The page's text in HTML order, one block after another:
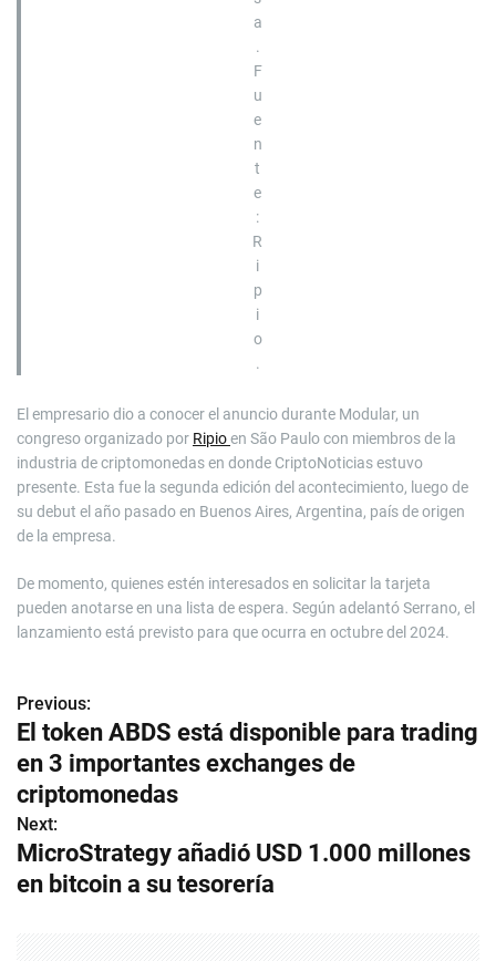
a
.
F
u
e
n
t
e
:
R
i
p
i
o
.
El empresario dio a conocer el anuncio durante Modular, un
congreso organizado por Ripioen São Paulo con miembros de la
industria de criptomonedas en donde CriptoNoticias estuvo
presente. Esta fue la segunda edición del acontecimiento, luego de
su debut el año pasado en Buenos Aires, Argentina, país de origen
de la empresa.
De momento, quienes estén interesados en solicitar la tarjeta
pueden anotarse en una lista de espera. Según adelantó Serrano, el
lanzamiento está previsto para que ocurra en octubre del 2024.
N
a
v
e
g
Previous:
El token ABDS está disponible para trading
en 3 importantes exchanges de
criptomonedas
Next:
MicroStrategy añadió USD 1.000 millones
en bitcoin a su tesorería